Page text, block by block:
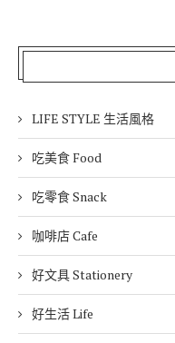
【
橡皮擦&Snu Radar變色橡
「 JEANY」於〈【文具開箱
&Snu Radar變色橡皮擦〉
「jung42666blog」於〈【
ラストブック BANANA
LIFE STYLE 生活風格